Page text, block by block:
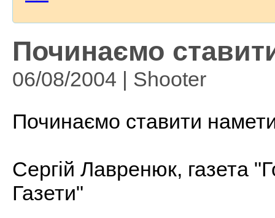
Починаємо
06/08/2004 | Shooter
Починаємо ставити
Сергій Лавренюк, газета
Газети"